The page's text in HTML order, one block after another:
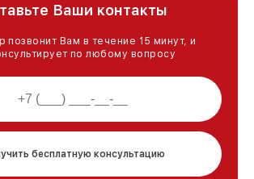
Ваши контакты
Вам в течение 15 минут, и
по любому вопросу
бесплатную консультацию